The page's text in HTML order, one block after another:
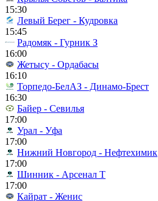
15:30
Левый Берег - Кудровка
15:45
Радомяк - Гурник З
16:00
Жетысу - Ордабасы
16:10
Торпедо-БелАЗ - Динамо-Брест
16:30
Байер - Севилья
17:00
Урал - Уфа
17:00
Нижний Новгород - Нефтехимик
17:00
Шинник - Арсенал Т
17:00
Кайрат - Женис